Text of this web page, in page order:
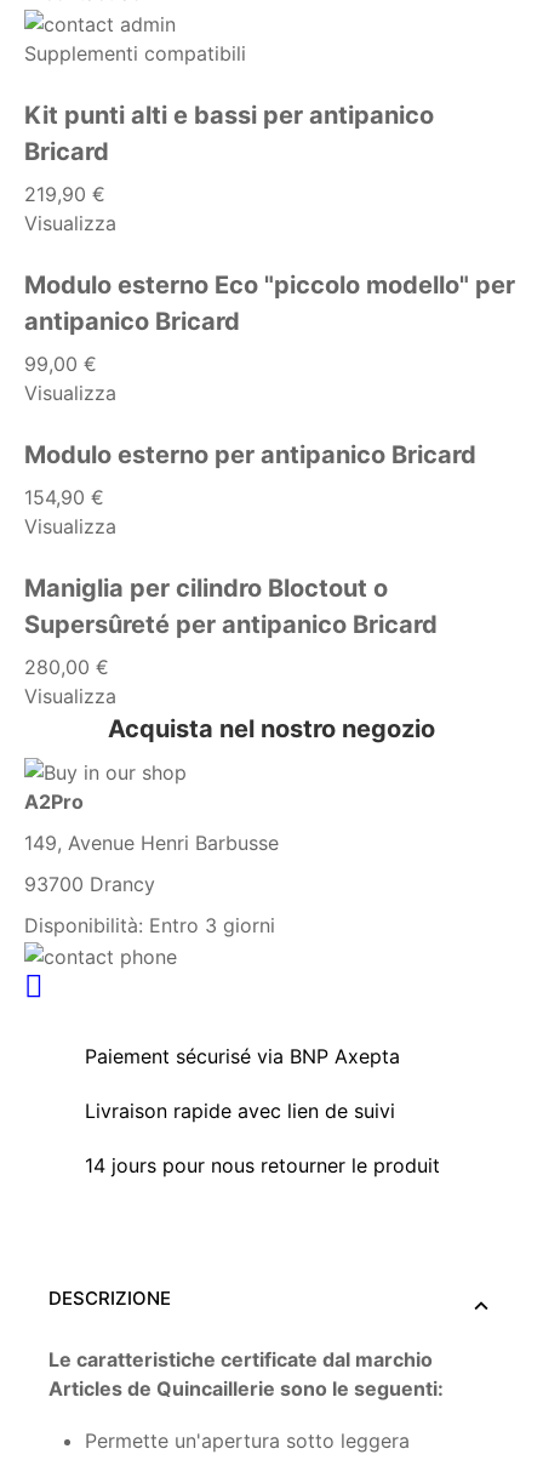
Supplementi compatibili
Kit punti alti e bassi per antipanico
Bricard
219,90 €
Visualizza
Modulo esterno Eco "piccolo modello" per
antipanico Bricard
99,00 €
Visualizza
Modulo esterno per antipanico Bricard
154,90 €
Visualizza
Maniglia per cilindro Bloctout o
Supersûreté per antipanico Bricard
280,00 €
Visualizza
Acquista nel nostro negozio
A2Pro
149, Avenue Henri Barbusse
93700 Drancy
Disponibilità: Entro 3 giorni
Paiement sécurisé via BNP Axepta
Livraison rapide avec lien de suivi
14 jours pour nous retourner le produit
DESCRIZIONE
Le caratteristiche certificate dal marchio
Articles de Quincaillerie sono le seguenti:
Permette un'apertura sotto leggera